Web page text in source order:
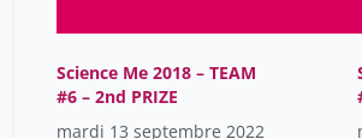
Science Me 2018 – TEAM
#6 – 2nd PRIZE
mardi 13 septembre 2022